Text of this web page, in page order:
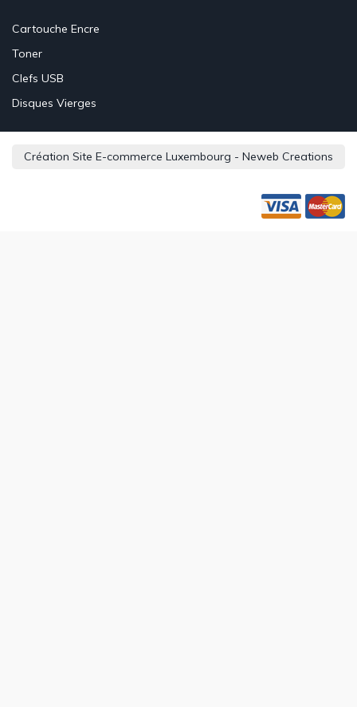
Cartouche Encre
Toner
Clefs USB
Disques Vierges
Création Site E-commerce Luxembourg - Neweb Creations